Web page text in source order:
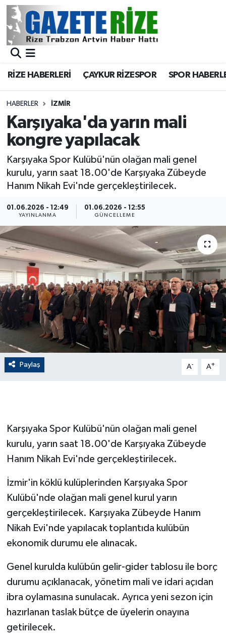
RİZE HABERLERİ ÇAYKUR RİZESPOR SPOR
HABERLER İZMIR
Karşıyaka'da yarın mali
kongre yapılacak
Karşıyaka Spor Kulübü'nün olağan mali genel
kurulu, yarın saat 18.00'de Karşıyaka Zübeyde
Hanım Nikah Evi'nde gerçekleştirilecek.
01.06.2026 - 12:49
YAYINLANMA
01.06.2026 - 12:55
GÜNCELLEME
Paylaş A- A+
Karşıyaka Spor Kulübü'nün olağan mali genel
kurulu, yarın saat 18.00'de Karşıyaka Zübeyde
Hanım Nikah Evi'nde gerçekleştirilecek.
İzmir'in köklü kulüplerinden Karşıyaka Spor
Kulübü'nde olağan mali genel kurul yarın
gerçekleştirilecek. Karşıyaka Zübeyde Hanım
Nikah Evi'nde yapılacak toplantıda kulübün
ekonomik durumu ele alınacak.
Genel kurulda kulübün gelir-gider tablosu ile borç
durumu açıklanacak, yönetim mali ve idari açıdan
ibra oylamasına sunulacak. Ayrıca yeni sezon için
hazırlanan taslak bütçe de üyelerin onayına
getirilecek.
BÖLGEMİZ
Asayiş
Rize Jandarma Komutanlığı
Bilim Teknoloji
Bölge
Advertising news
Canlı Maç
ÇEVRE
Dış Haberler
Dünya
EĞİTİM
EKONOMİ
English News
Flaş Haber
Gayrimenkul
GÜNDEM
Güvenlik
İNSAN
İş Dünyası
Jandarma
Merkez Nöbetçi Eczaneler
Merkez Trafik Yoğunluk Haritası
Süper Lig Puan Durumu ve Fikstür
Tüm Manşetler
Son Dakika Haberleri